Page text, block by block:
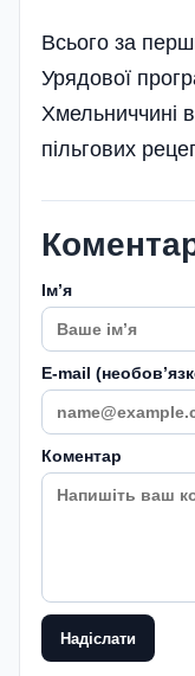
Всього за
Урядової
Хмельниччині
пільгових
Імʼя
E-mail
Коментар
Надіслати